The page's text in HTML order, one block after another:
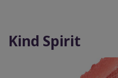
Kind Spirit